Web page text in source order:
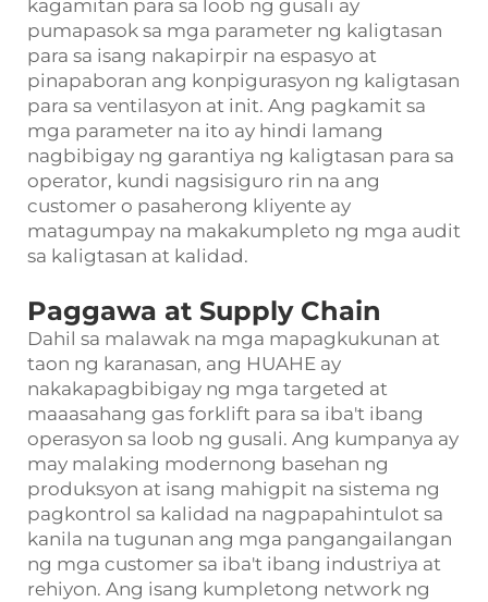
kagamitan para sa loob ng gusali ay
pumapasok sa mga parameter ng kaligtasan
para sa isang nakapirpir na espasyo at
pinapaboran ang konpigurasyon ng kaligtasan
para sa ventilasyon at init. Ang pagkamit sa
mga parameter na ito ay hindi lamang
nagbibigay ng garantiya ng kaligtasan para sa
operator, kundi nagsisiguro rin na ang
customer o pasaherong kliyente ay
matagumpay na makakumpleto ng mga audit
sa kaligtasan at kalidad.
Paggawa at Supply Chain
Dahil sa malawak na mga mapagkukunan at
taon ng karanasan, ang HUAHE ay
nakakapagbibigay ng mga targeted at
maaasahang gas forklift para sa iba't ibang
operasyon sa loob ng gusali. Ang kumpanya ay
may malaking modernong basehan ng
produksyon at isang mahigpit na sistema ng
pagkontrol sa kalidad na nagpapahintulot sa
kanila na tugunan ang mga pangangailangan
ng mga customer sa iba't ibang industriya at
rehiyon. Ang isang kumpletong network ng